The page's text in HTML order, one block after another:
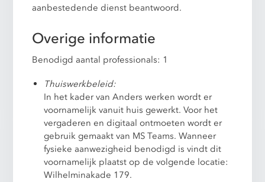
aanbestedende dienst beantwoord.
Overige informatie
Benodigd aantal professionals: 1
Thuiswerkbeleid:
In het kader van Anders werken wordt er
voornamelijk vanuit huis gewerkt. Voor het
vergaderen en digitaal ontmoeten wordt er
gebruik gemaakt van MS Teams. Wanneer
fysieke aanwezigheid benodigd is vindt dit
voornamelijk plaatst op de volgende locatie:
Wilhelminakade 179.